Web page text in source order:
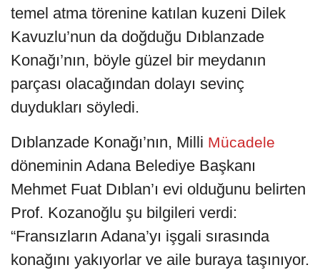
temel atma törenine katılan kuzeni Dilek
Kavuzlu’nun da doğduğu Dıblanzade
Konağı’nın, böyle güzel bir meydanın
parçası olacağından dolayı sevinç
duydukları söyledi.
Dıblanzade Konağı’nın, Milli Mücadele
döneminin Adana Belediye Başkanı
Mehmet Fuat Dıblan’ı evi olduğunu belirten
Prof. Kozanoğlu şu bilgileri verdi:
“Fransızların Adana’yı işgali sırasında
konağını yakıyorlar ve aile buraya taşınıyor.